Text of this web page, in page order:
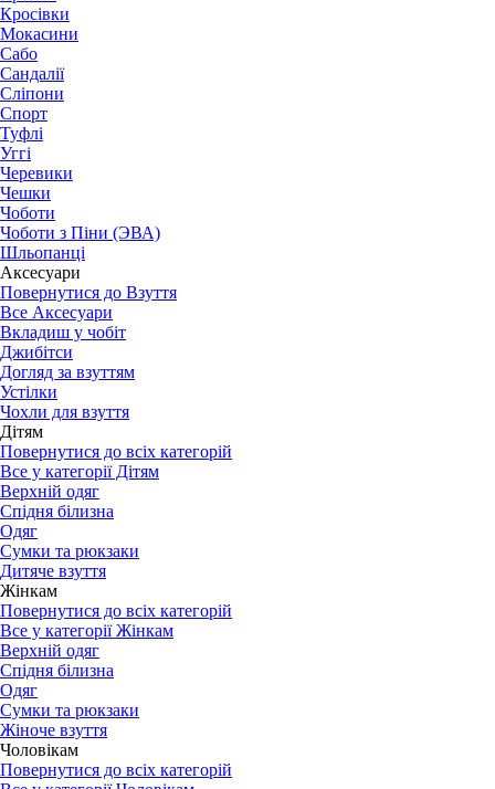
Кросівки
Мокасини
Сабо
Сандалії
Сліпони
Спорт
Туфлі
Уггі
Черевики
Чешки
Чоботи
Чоботи з Піни (ЭВА)
Шльопанці
Аксесуари
Повернутися до Взуття
Все Аксесуари
Вкладиш у чобіт
Джибітси
Догляд за взуттям
Устілки
Чохли для взуття
Дітям
Повернутися до всіх категорій
Все у категорії Дітям
Верхній одяг
Спідня білизна
Одяг
Сумки та рюкзаки
Дитяче взуття
Жінкам
Повернутися до всіх категорій
Все у категорії Жінкам
Верхній одяг
Спідня білизна
Одяг
Сумки та рюкзаки
Жіноче взуття
Чоловікам
Повернутися до всіх категорій